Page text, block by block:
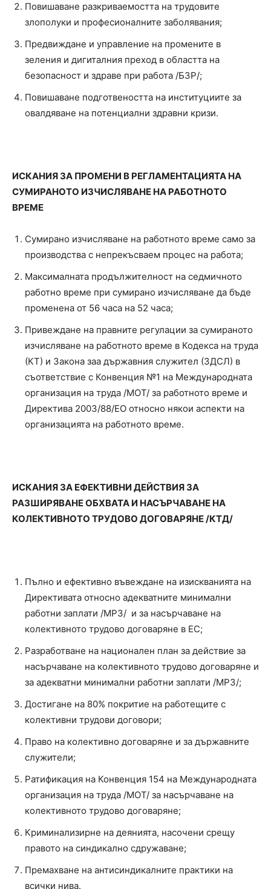
Повишаване разкриваемостта на трудовите
злополуки и професионалните заболявания;
Предвиждане и управление на промените в
зеления и дигиталния преход в областта на
безопасност и здраве при работа /БЗР/;
Повишаване подготвеността на институциите за
овалдяване на потенциални здравни кризи.
ИСКАНИЯ ЗА ПРОМЕНИ В РЕГЛАМЕНТАЦИЯТА НА
СУМИРАНОТО ИЗЧИСЛЯВАНЕ НА РАБОТНОТО
ВРЕМЕ
Сумирано изчисляване на работното време само за
производства с непрекъсваем процес на работа;
Максималната продължителност на седмичното
работно време при сумирано изчисляване да бъде
променена от 56 часа на 52 часа;
Привеждане на правните регулации за сумираното
изчисляване на работното време в Кодекса на труда
(КТ) и Закона заа държавния служител (ЗДСЛ) в
съответствие с Конвенция №1 на Международната
организация на труда /МОТ/ за работното време и
Директива 2003/88/ЕО относно някои аспекти на
организацията на работното време.
ИСКАНИЯ ЗА ЕФЕКТИВНИ ДЕЙСТВИЯ ЗА
РАЗШИРЯВАНЕ ОБХВАТА И НАСЪРЧАВАНЕ НА
КОЛЕКТИВНОТО ТРУДОВО ДОГОВАРЯНЕ /КТД/
Пълно и ефективно въвеждане на изискванията на
Директивата относно адекватните минимални
работни заплати /МРЗ/ и за насърчаване на
колективното трудово договаряне в ЕС;
Разработване на национален план за действие за
насърчаване на колективното трудово договаряне и
за адекватни минимални работни заплати /МРЗ/;
Достигане на 80% покритие на работещите с
колективни трудови договори;
Право на колективно договаряне и за държавните
служители;
Ратификация на Конвенция 154 на Международната
организация на труда /МОТ/ за насърчаване на
колективното трудово договаряне;
Криминализирне на деянията, насочени срещу
правото на синдикално сдружаване;
Премахване на антисиндикалните практики на
всички нива.